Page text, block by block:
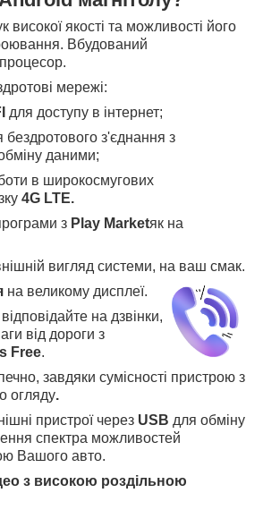
високої якості та можливості його
Вбудований
мережі:
для доступу в інтернет;
бездротового з'єднання з
даними;
в широкосмугових
4G LTE.
з Play Marketяк на
вигляд системи, на ваш смак.
на великому дисплеї.
на дзвінки,
від дороги з
Free.
завдяки сумісності пристрою з
огляду.
пристрої через USB для обміну
спектра можливостей
Вашого авто.
з високою роздільною